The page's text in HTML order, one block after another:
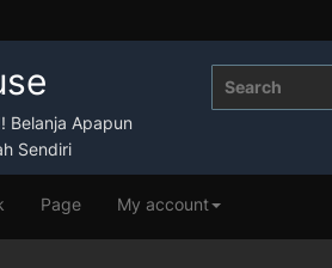
Belanja Apapun
Sendiri
Page My account